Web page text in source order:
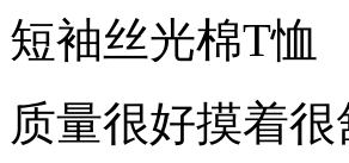
短袖丝光棉T恤
质量很好摸着